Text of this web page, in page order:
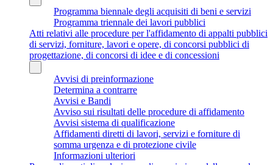
Programma biennale degli acquisiti di beni e servizi
Programma triennale dei lavori pubblici
Atti relativi alle procedure per l'affidamento di appalti pubblici
di servizi, forniture, lavori e opere, di concorsi pubblici di
progettazione, di concorsi di idee e di concessioni
Avvisi di preinformazione
Determina a contrarre
Avvisi e Bandi
Avviso sui risultati delle procedure di affidamento
Avvisi sistema di qualificazione
Affidamenti diretti di lavori, servizi e forniture di
somma urgenza e di protezione civile
Informazioni ulteriori